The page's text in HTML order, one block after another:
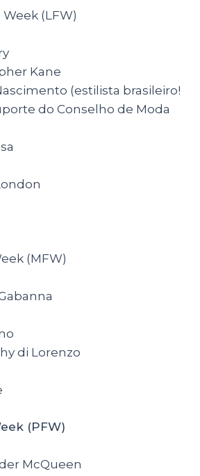
(LFW)
Kane
(estilista brasileiro!
do Conselho de Moda
(MFW)
di Lorenzo
(PFW)
McQueen